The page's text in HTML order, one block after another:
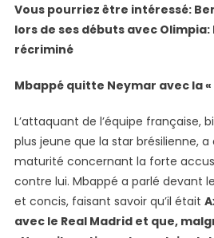
Vous pourriez être intéressé:
lors de ses débuts avec Olimpia:
récriminé
Mbappé quitte Neymar avec la
L’attaquant de l’équipe française,
plus jeune que la star brésilienne,
maturité concernant la forte
contre lui. Mbappé a parlé devant
et concis, faisant savoir qu’il était
avec le Real Madrid et que,